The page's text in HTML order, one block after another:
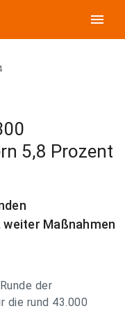
menu
5,8 Prozent
Maßnahmen
der
die rund 43.000